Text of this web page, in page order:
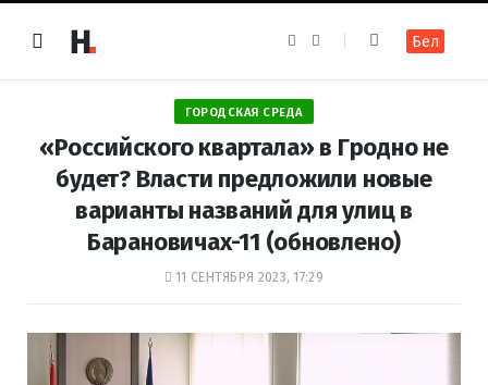
e
b
o
o
k
t
a
m
Бел
ГОРОДСКАЯ СРЕДА
«Российского квартала» в Гродно не
будет? Власти предложили новые
варианты названий для улиц в
Барановичах-11 (обновлено)
11 СЕНТЯБРЯ 2023, 17:29